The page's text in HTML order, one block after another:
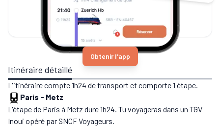
Obtenir l'app
Itinéraire détaillé
L'itinéraire compte 1h24 de transport et comporte 1 étape.
Paris - Metz
L'étape de Paris à Metz dure 1h24. Tu voyageras dans un TGV
Inoui opéré par SNCF Voyageurs.